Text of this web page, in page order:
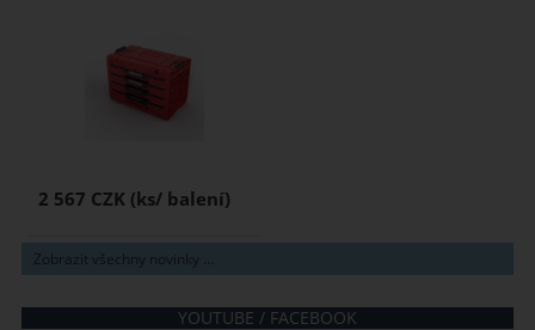
2 567 CZK
Zobrazit všechny novinky ...
YOUTUBE / FACEBOOK